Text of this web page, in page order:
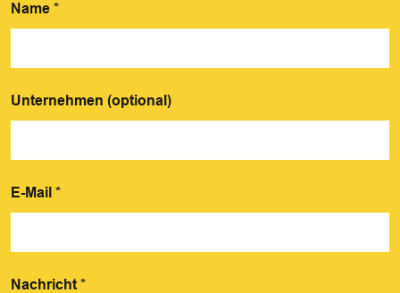
Name *
Unternehmen (optional)
E-Mail *
Nachricht *